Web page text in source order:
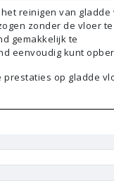
reinigen van gladde
zonder de vloer te
gemakkelijk te
eenvoudig kunt
op gladde